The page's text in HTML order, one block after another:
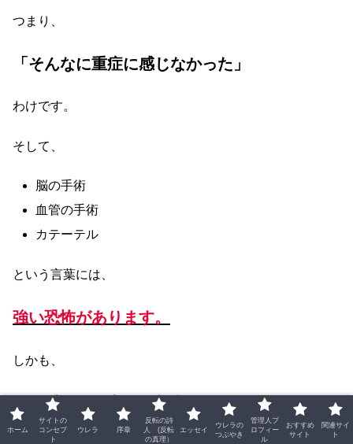
つまり、
「そんなに重症に感じなかった」
わけです。
そして、
脳の手術
血管の手術
カテーテル
という言葉には、
強い恐怖があります。
しかも、
脳の手術には実際に相当なるリスクがある
ホーム
サイトの
コンセプ
ト
ウレラ 序章
反転の詩
人 (反転
の真理）
エッセイ
ウレラの
つぶやき
管理人プ
ロフィー
ル
おすすめ
サイト
関連サイ
ト